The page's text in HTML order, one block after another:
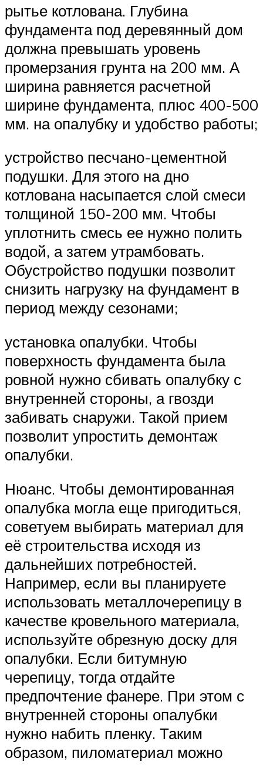
рытье котлована. Глубина
фундамента под деревянный дом
должна превышать уровень
промерзания грунта на 200 мм. А
ширина равняется расчетной
ширине фундамента, плюс 400-500
мм. на опалубку и удобство работы;
устройство песчано-цементной
подушки. Для этого на дно
котлована насыпается слой смеси
толщиной 150-200 мм. Чтобы
уплотнить смесь ее нужно полить
водой, а затем утрамбовать.
Обустройство подушки позволит
снизить нагрузку на фундамент в
период между сезонами;
установка опалубки. Чтобы
поверхность фундамента была
ровной нужно сбивать опалубку с
внутренней стороны, а гвозди
забивать снаружи. Такой прием
позволит упростить демонтаж
опалубки.
Нюанс. Чтобы демонтированная
опалубка могла еще пригодиться,
советуем выбирать материал для
её строительства исходя из
дальнейших потребностей.
Например, если вы планируете
использовать металлочерепицу в
качестве кровельного материала,
используйте обрезную доску для
опалубки. Если битумную
черепицу, тогда отдайте
предпочтение фанере. При этом с
внутренней стороны опалубки
нужно набить пленку. Таким
образом, пиломатериал можно